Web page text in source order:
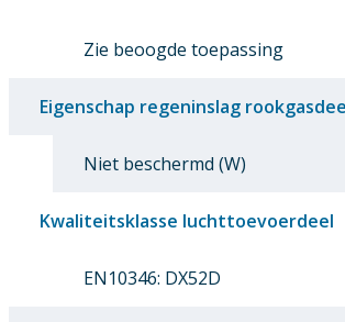
Zie beoogde toepassing
Eigenschap regeninslag
Niet beschermd (W)
Kwaliteitsklasse luchttoevoerdeel
EN10346: DX52D